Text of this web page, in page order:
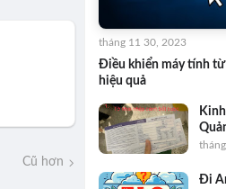
Cũ hơn
Điều khiển máy tính từ
hiệu quả
tháng 11 30, 2023
Đi